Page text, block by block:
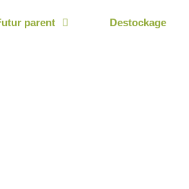
parent Destockage